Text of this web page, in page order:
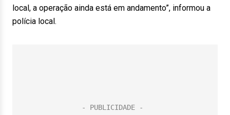
local, a operação ainda está em andamento”, informou a
polícia local.